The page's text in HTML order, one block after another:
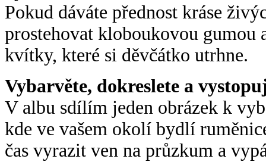
Pokud dáváte přednost kráse
prostehovat kloboukovou gumou
kvítky, které si děvčátko utrhne.
Vybarvěte, dokreslete a
V albu sdílím jeden obrázek k
kde ve vašem okolí bydlí
čas vyrazit ven na průzkum a